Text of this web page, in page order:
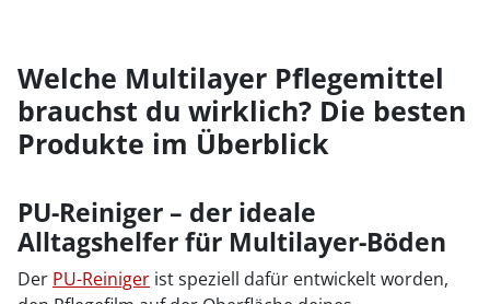
Welche Multilayer Pflegemittel
brauchst du wirklich? Die besten
Produkte im Überblick
PU-Reiniger – der ideale
Alltagshelfer für Multilayer-Böden
Der PU-Reiniger ist speziell dafür entwickelt worden,